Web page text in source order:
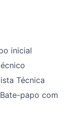
inicial
Técnica
Bate-papo com